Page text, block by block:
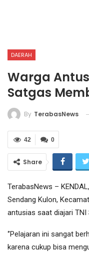
DAERAH
Warga
Satgas
By TerabasNews
0
42
Share
TerabasNews –
Sendang Kulon,
antusias saat diajari
‘’Pelajaran ini sangat
karena cukup bisa